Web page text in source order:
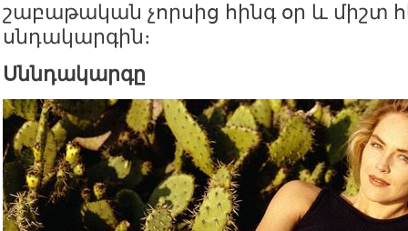
շաբաթական չորսից հինգ օր և միշտ
սնդակարգին։
Սննդակարգը